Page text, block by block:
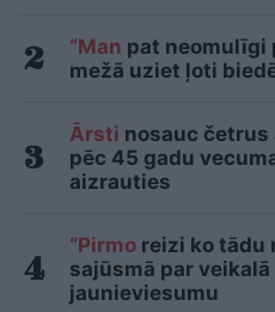
“Man pat neomulīgi
mežā uziet ļoti
Ārsti nosauc četrus
pēc 45 gadu
aizrauties
“Pirmo reizi ko tādu
sajūsmā par
jaunieviesumu